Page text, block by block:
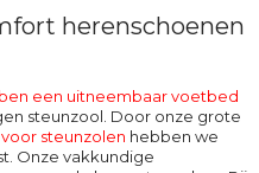
herenschoenen
een uitneembaar voetbed
steunzool. Door onze grote
steunzolen hebben we
Onze vakkundige